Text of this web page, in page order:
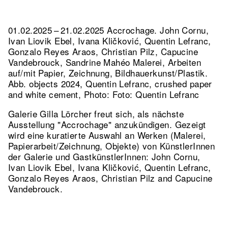
01.02.2025 – 21.02.2025 Accrochage. John Cornu,
Ivan Liovik Ebel, Ivana Kličković, Quentin Lefranc,
Gonzalo Reyes Araos, Christian Pilz, Capucine
Vandebrouck, Sandrine Mahéo Malerei, Arbeiten
auf/mit Papier, Zeichnung, Bildhauerkunst/Plastik.
Abb. objects 2024, Quentin Lefranc, crushed paper
and white cement, Photo: Foto: Quentin Lefranc
Galerie Gilla Lörcher freut sich, als nächste
Ausstellung "Accrochage" anzukündigen. Gezeigt
wird eine kuratierte Auswahl an Werken (Malerei,
Papierarbeit/Zeichnung, Objekte) von KünstlerInnen
der Galerie und GastkünstlerInnen: John Cornu,
Ivan Liovik Ebel, Ivana Kličković, Quentin Lefranc,
Gonzalo Reyes Araos, Christian Pilz and Capucine
Vandebrouck.